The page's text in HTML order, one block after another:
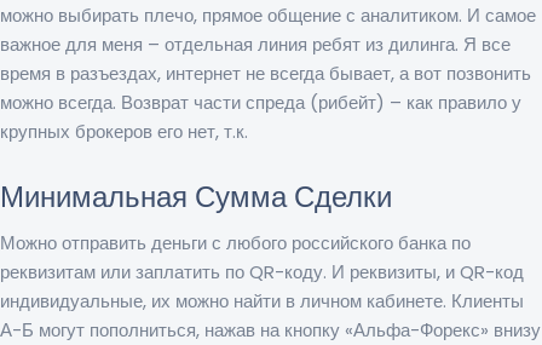
можно выбирать плечо, прямое общение с аналитиком. И самое
важное для меня – отдельная линия ребят из дилинга. Я все
время в разъездах, интернет не всегда бывает, а вот позвонить
можно всегда. Возврат части спреда (рибейт) – как правило у
крупных брокеров его нет, т.к.
Минимальная Сумма Сделки
Можно отправить деньги с любого российского банка по
реквизитам или заплатить по QR-коду. И реквизиты, и QR-код
индивидуальные, их можно найти в личном кабинете. Клиенты
А-Б могут пополниться, нажав на кнопку «Альфа-Форекс» внизу